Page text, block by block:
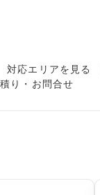
対応エリアを見る
り・お問合せ